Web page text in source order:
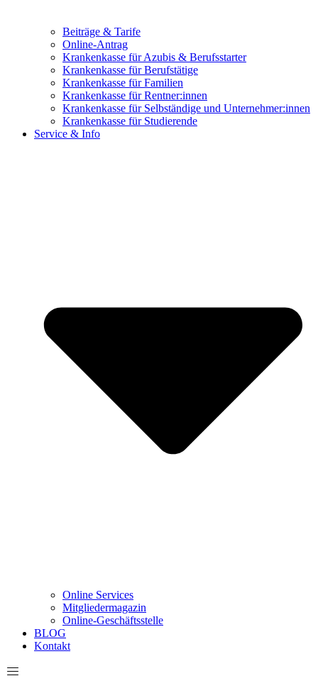
Beiträge & Tarife
Online-Antrag
Krankenkasse für Azubis & Berufsstarter
Krankenkasse für Berufstätige
Krankenkasse für Familien
Krankenkasse für Rentner:innen
Krankenkasse für Selbständige und Unternehmer:innen
Krankenkasse für Studierende
Service & Info
Online Services
Mitgliedermagazin
Online-Geschäftsstelle
BLOG
Kontakt